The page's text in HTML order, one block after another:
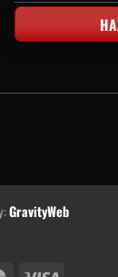
GravityWeb